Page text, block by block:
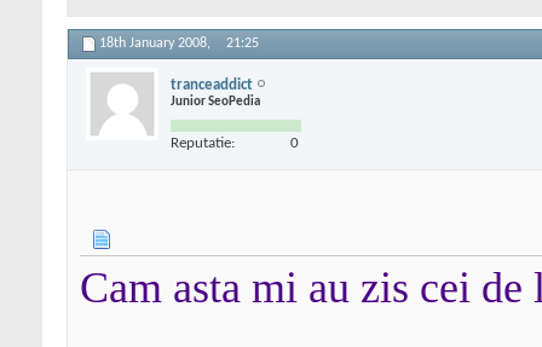
18th January 2008, 21:25
tranceaddict
Junior SeoPedia
Reputatie: 0
Cam asta mi au zis cei de